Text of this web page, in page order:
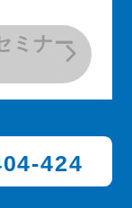
ミナー
424